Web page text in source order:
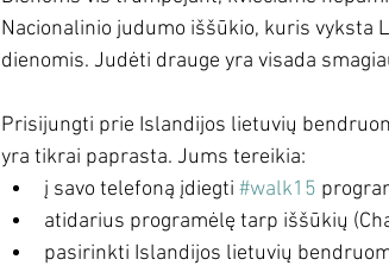
Nacionalinio judumo iššūkio, kuris vyksta
dienomis. Judėti drauge yra visada
Prisijungti prie Islandijos lietuvių
yra tikrai paprasta. Jums tereikia:
į savo telefoną įdiegti #walk15
atidarius programėlę tarp iššūkių
pasirinkti Islandijos lietuvių